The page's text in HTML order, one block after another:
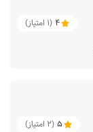
4
(
1 امتیاز)
5
(
2 امتیاز)